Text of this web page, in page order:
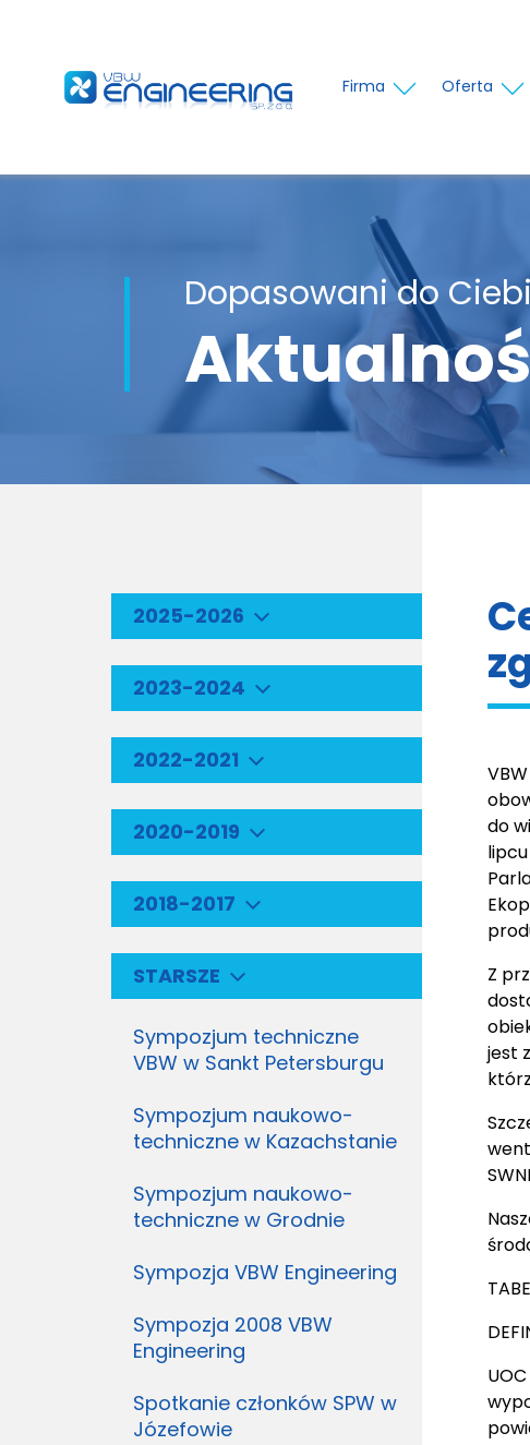
Firma Oferta
Dopasowani do
2025-2026
2023-2024
2022-2021
2020-2019
2018-2017
STARSZE
Sympozjum techniczne
VBW w Sankt Petersburgu
Sympozjum naukowo-
techniczne w Kazachstanie
Sympozjum naukowo-
techniczne w Grodnie
Sympozja VBW Engineering
Sympozja 2008 VBW
Engineering
Spotkanie członków SPW w
Józefowie
do
Z
jest